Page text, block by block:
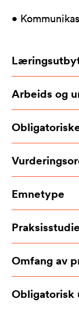
•
Arbeids og
Emnetype
Omfang av
Obligatorisk